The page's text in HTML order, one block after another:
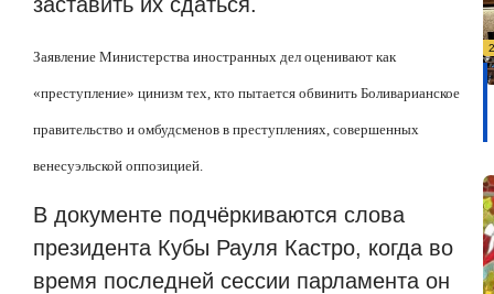
Заявление Министерства иностранных дел оценивают как
«преступление» цинизм тех, кто пытается обвинить Боливарианское
правительство и омбудсменов в преступлениях, совершенных
венесуэльской оппозицией.
В документе подчёркиваются слова
президента Кубы Рауля Кастро, когда во
время последней сессии парламента он